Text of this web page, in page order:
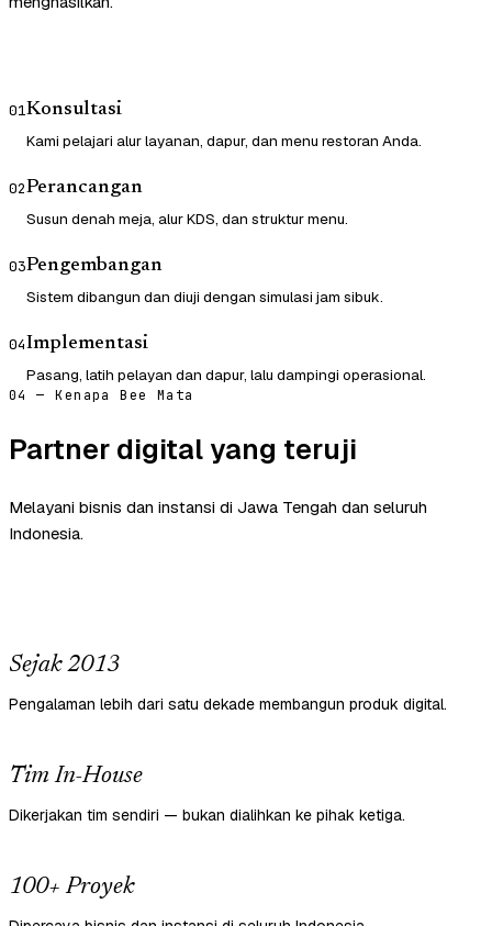
01Konsultasi
Kami pelajari alur layanan, dapur, dan menu restoran Anda.
02Perancangan
Susun denah meja, alur KDS, dan struktur menu.
03Pengembangan
Sistem dibangun dan diuji dengan simulasi jam sibuk.
04Implementasi
Pasang, latih pelayan dan dapur, lalu dampingi operasional.
04 — Kenapa Bee Mata
Partner digital yang teruji
Melayani bisnis dan instansi di Jawa Tengah dan seluruh
Indonesia.
Sejak 2013
Pengalaman lebih dari satu dekade membangun produk digital.
Tim In-House
Dikerjakan tim sendiri — bukan dialihkan ke pihak ketiga.
100+ Proyek